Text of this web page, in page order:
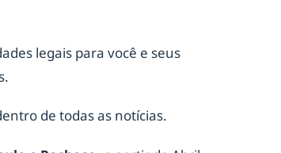
legais para você e seus
de todas as notícias.